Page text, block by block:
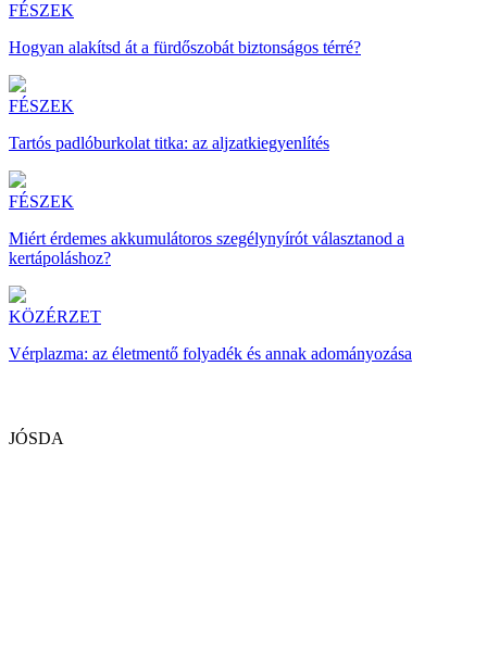
FÉSZEK
Hogyan alakítsd át a fürdőszobát biztonságos térré?
FÉSZEK
Tartós padlóburkolat titka: az aljzatkiegyenlítés
FÉSZEK
Miért érdemes akkumulátoros szegélynyírót választanod a
kertápoláshoz?
KÖZÉRZET
Vérplazma: az életmentő folyadék és annak adományozása
JÓSDA